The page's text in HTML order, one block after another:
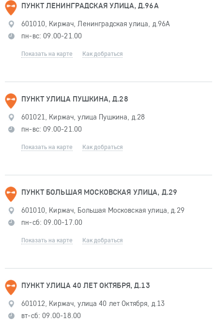
ПУНКТ ЛЕНИНГРАДСКАЯ УЛИЦА, Д.96А
601010, Киржач, Ленинградская улица, д.96А
пн-вс: 09.00-21.00
Показать на карте Как добраться
ПУНКТ УЛИЦА ПУШКИНА, Д.28
601021, Киржач, улица Пушкина, д.28
пн-вс: 09.00-21.00
Показать на карте Как добраться
ПУНКТ БОЛЬШАЯ МОСКОВСКАЯ УЛИЦА, Д.29
601010, Киржач, Большая Московская улица, д.29
пн-сб: 09.00-17.00
Показать на карте Как добраться
ПУНКТ УЛИЦА 40 ЛЕТ ОКТЯБРЯ, Д.13
601012, Киржач, улица 40 лет Октября, д.13
вт-сб: 09.00-18.00